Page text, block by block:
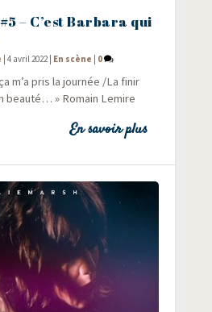
– C’est Barbara qui
|4 avril 2022 | En scène | 0
m’a pris la jour­née /​La finir
beau­té… » Romain Lemire
En savoir plus